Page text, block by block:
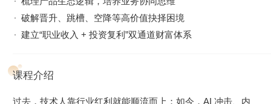
破解晋升、跳槽、空降等高价值抉择困境
建立“职业收入 + 投资复利”双通道财富体系
课程介绍
过去，技术人靠行业红利就能顺流而上；如今，AI 冲击、内